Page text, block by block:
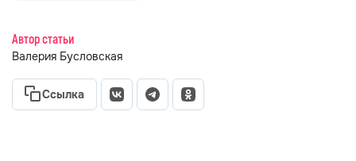
Автор статьи
Валерия Бусловская
Ссылка